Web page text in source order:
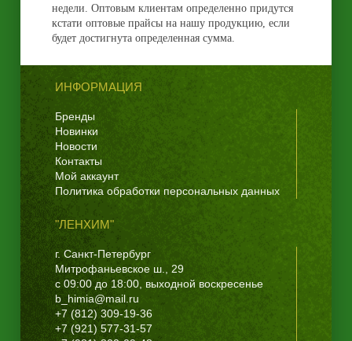
недели. Оптовым клиентам определенно придутся
кстати оптовые прайсы на нашу продукцию, если
будет достигнута определенная сумма.
ИНФОРМАЦИЯ
Бренды
Новинки
Новости
Контакты
Мой аккаунт
Политика обработки персональных данных
"ЛЕНХИМ"
г. Санкт-Петербург
Митрофаньевское ш., 29
с 09:00 до 18:00, выходной воскресенье
b_himia@mail.ru
+7 (812) 309-19-36
+7 (921) 577-31-57